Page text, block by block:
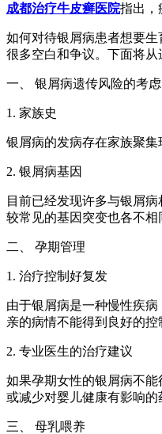
成都治疗牛皮癣医院指出，
如何对待银屑病患者想要
很多空白和争议。下面将从
一、 银屑病遗传风险的考虑
1. 家族史
银屑病的发病存在家族聚
2. 银屑病基因
目前已经发现许多与银屑
较常见的基因突变也各不相
二、 孕期管理
1. 治疗控制好复发
由于银屑病是一种慢性疾
亲的病情不能得到良好的
2. 专业医生的治疗建议
如果孕期女性的银屑病不
或减少对婴儿健康有影响的
三、 母乳喂养